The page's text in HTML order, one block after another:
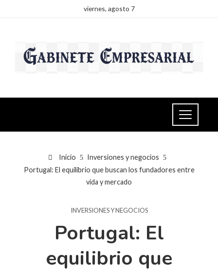
viernes, agosto 7
Inicio
Inversiones y negocios
Portugal: El equilibrio que buscan los fundadores entre
vida y mercado
INVERSIONES Y NEGOCIOS
Portugal: El
equilibrio que